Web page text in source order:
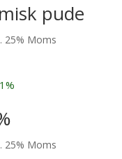
pude
25% Moms
25% Moms